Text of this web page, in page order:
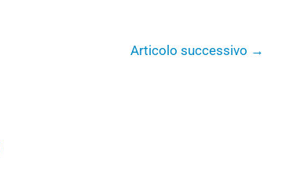
Articolo successivo →